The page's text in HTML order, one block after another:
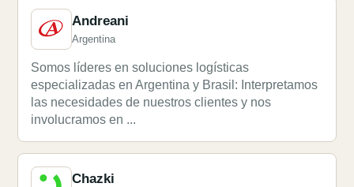
Andreani
Argentina
Somos líderes en soluciones logísticas
especializadas en Argentina y Brasil: Interpretamos
las necesidades de nuestros clientes y nos
involucramos en ...
Chazki